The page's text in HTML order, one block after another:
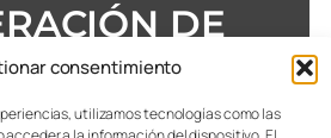
consentimiento
utilizamos tecnologías como las
DE
DEL METAL